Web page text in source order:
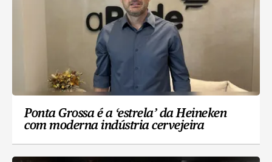
Ponta Grossa é a ‘estrela’ da Heineken
com moderna indústria cervejeira